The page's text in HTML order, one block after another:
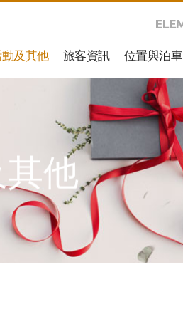
及其他 旅客資訊 位置與泊車
他